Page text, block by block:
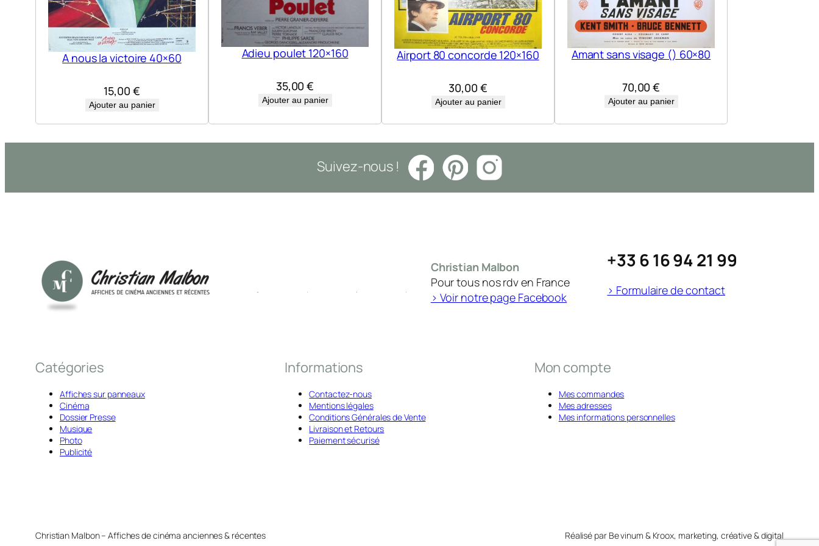
'
e
s
L
e
.
t
o
i
l
A nous la victoire 40×60
15,00 €
Ajouter au panier
Adieu poulet 120×160
35,00€
Ajouter au panier
Airport 80 concorde 120×160
30,00 €
Ajouter au panier
Amant sans visage () 60×80
70,00€
Ajouter au panier
Suivez-nous !
Christian Malbon
Pour tous nos rdv en France
> Voir notre page Facebook
+33 6 16 94 21 99
> Formulaire de contact
Catégories
Affiches sur panneaux
Cinéma
Dossier Presse
Musique
Photo
Publicité
Informations
Contactez-nous
Mentions légales
Conditions Générales de Vente
Livraison et Retours
Paiement sécurisé
Mon compte
Mes commandes
Mes adresses
Mes informations personnelles
Christian Malbon – Affiches de cinéma anciennes & récentes Réalisé par Be vinum & Kroox, marketing, créative & digital